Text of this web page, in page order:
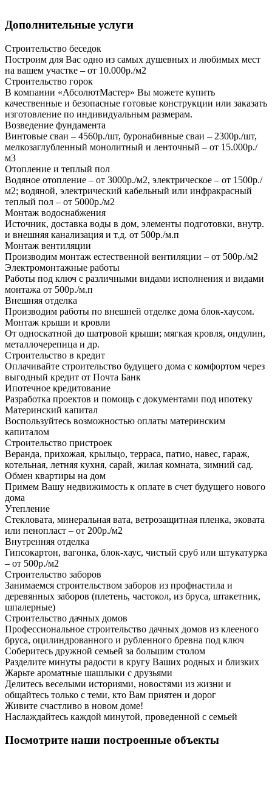
Дополнительные услуги
Строительство беседок
Построим для Вас одно из самых душевных и любимых мест
на вашем участке – от 10.000р./м2
Строительство горок
В компании «АбсолютМастер» Вы можете купить
качественные и безопасные готовые конструкции или заказать
изготовление по индивидуальным размерам.
Возведение фундамента
Винтовые сваи – 4560р./шт, буронабивные сваи – 2300р./шт,
мелкозаглубленный монолитный и ленточный – от 15.000р./
м3
Отопление и теплый пол
Водяное отопление – от 3000р./м2, электрическое – от 1500р./
м2; водяной, электрический кабельный или инфракрасный
теплый пол – от 5000р./м2
Монтаж водоснабжения
Источник, доставка воды в дом, элементы подготовки, внутр.
и внешняя канализация и т.д. от 500р./м.п
Монтаж вентиляции
Производим монтаж естественной вентиляции – от 500р./м2
Электромонтажные работы
Работы под ключ с различными видами исполнения и видами
монтажа от 500р./м.п
Внешняя отделка
Производим работы по внешней отделке дома блок-хаусом.
Монтаж крыши и кровли
От односкатной до шатровой крыши; мягкая кровля, ондулин,
металлочерепица и др.
Строительство в кредит
Оплачивайте строительство будущего дома с комфортом через
выгодный кредит от Почта Банк
Ипотечное кредитование
Разработка проектов и помощь с документами под ипотеку
Материнский капитал
Воспользуйтесь возможностью оплаты материнским
капиталом
Строительство пристроек
Веранда, прихожая, крыльцо, терраса, патио, навес, гараж,
котельная, летняя кухня, сарай, жилая комната, зимний сад.
Обмен квартиры на дом
Примем Вашу недвижимость к оплате в счет будущего нового
дома
Утепление
Стекловата, минеральная вата, ветрозащитная пленка, эковата
или пенопласт – от 200р./м2
Внутренняя отделка
Гипсокартон, вагонка, блок-хаус, чистый сруб или штукатурка
– от 500р./м2
Строительство заборов
Занимаемся строительством заборов из профнастила и
деревянных заборов (плетень, частокол, из бруса, штакетник,
шпалерные)
Строительство дачных домов
Профессиональное строительство дачных домов из клееного
бруса, оцилиндрованного и рубленного бревна под ключ
Соберитесь дружной семьей за большим столом
Разделите минуты радости в кругу Ваших родных и близких
Жарьте ароматные шашлыки с друзьями
Делитесь веселыми историями, новостями из жизни и
общайтесь только с теми, кто Вам приятен и дорог
Живите счастливо в новом доме!
Наслаждайтесь каждой минутой, проведенной с семьей
Посмотрите наши построенные объекты